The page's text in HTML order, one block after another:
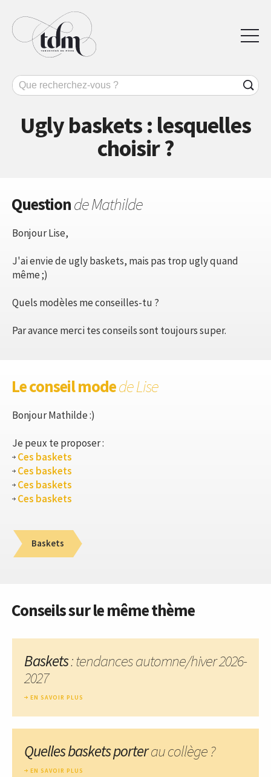
Ugly baskets : lesquelles
choisir ?
Questionde Mathilde
Bonjour Lise,
J'ai envie de ugly baskets, mais pas trop ugly quand
même ;)
Quels modèles me conseilles-tu ?
Par avance merci tes conseils sont toujours super.
Le conseil modede Lise
Bonjour Mathilde :)
Je peux te proposer :
Ces baskets
Ces baskets
Ces baskets
Ces baskets
Baskets
Conseils sur le même thème
Baskets: tendances automne/hiver 2026-
2027
EN SAVOIR PLUS
Quelles baskets porterau collège ?
EN SAVOIR PLUS